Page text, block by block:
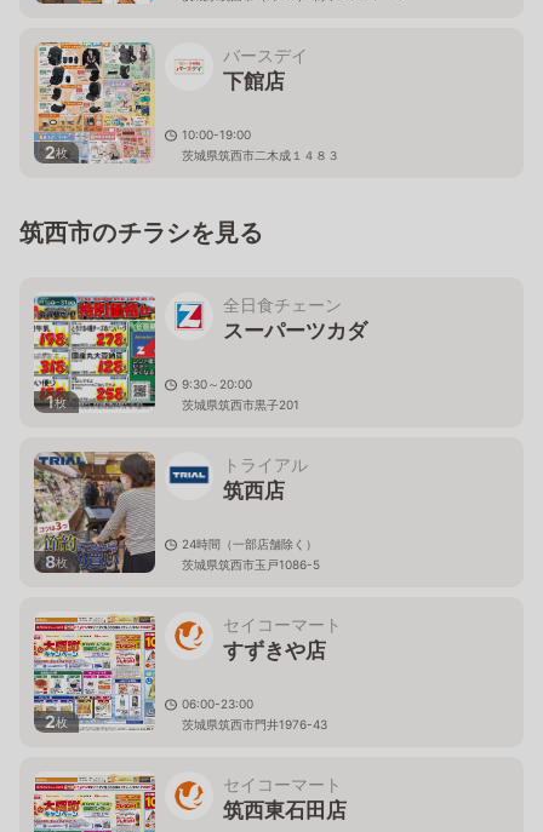
2枚
バースデイ
下館店
10:00-19:00
茨城県筑西市二木成１４８３
筑西市のチラシを見る
1枚
全日食チェーン
スーパーツカダ
9:30～20:00
茨城県筑西市黒子201
8枚
トライアル
筑西店
24時間（一部店舗除く）
茨城県筑西市玉戸1086-5
2枚
セイコーマート
すずきや店
06:00-23:00
茨城県筑西市門井1976-43
セイコーマート
筑西東石田店